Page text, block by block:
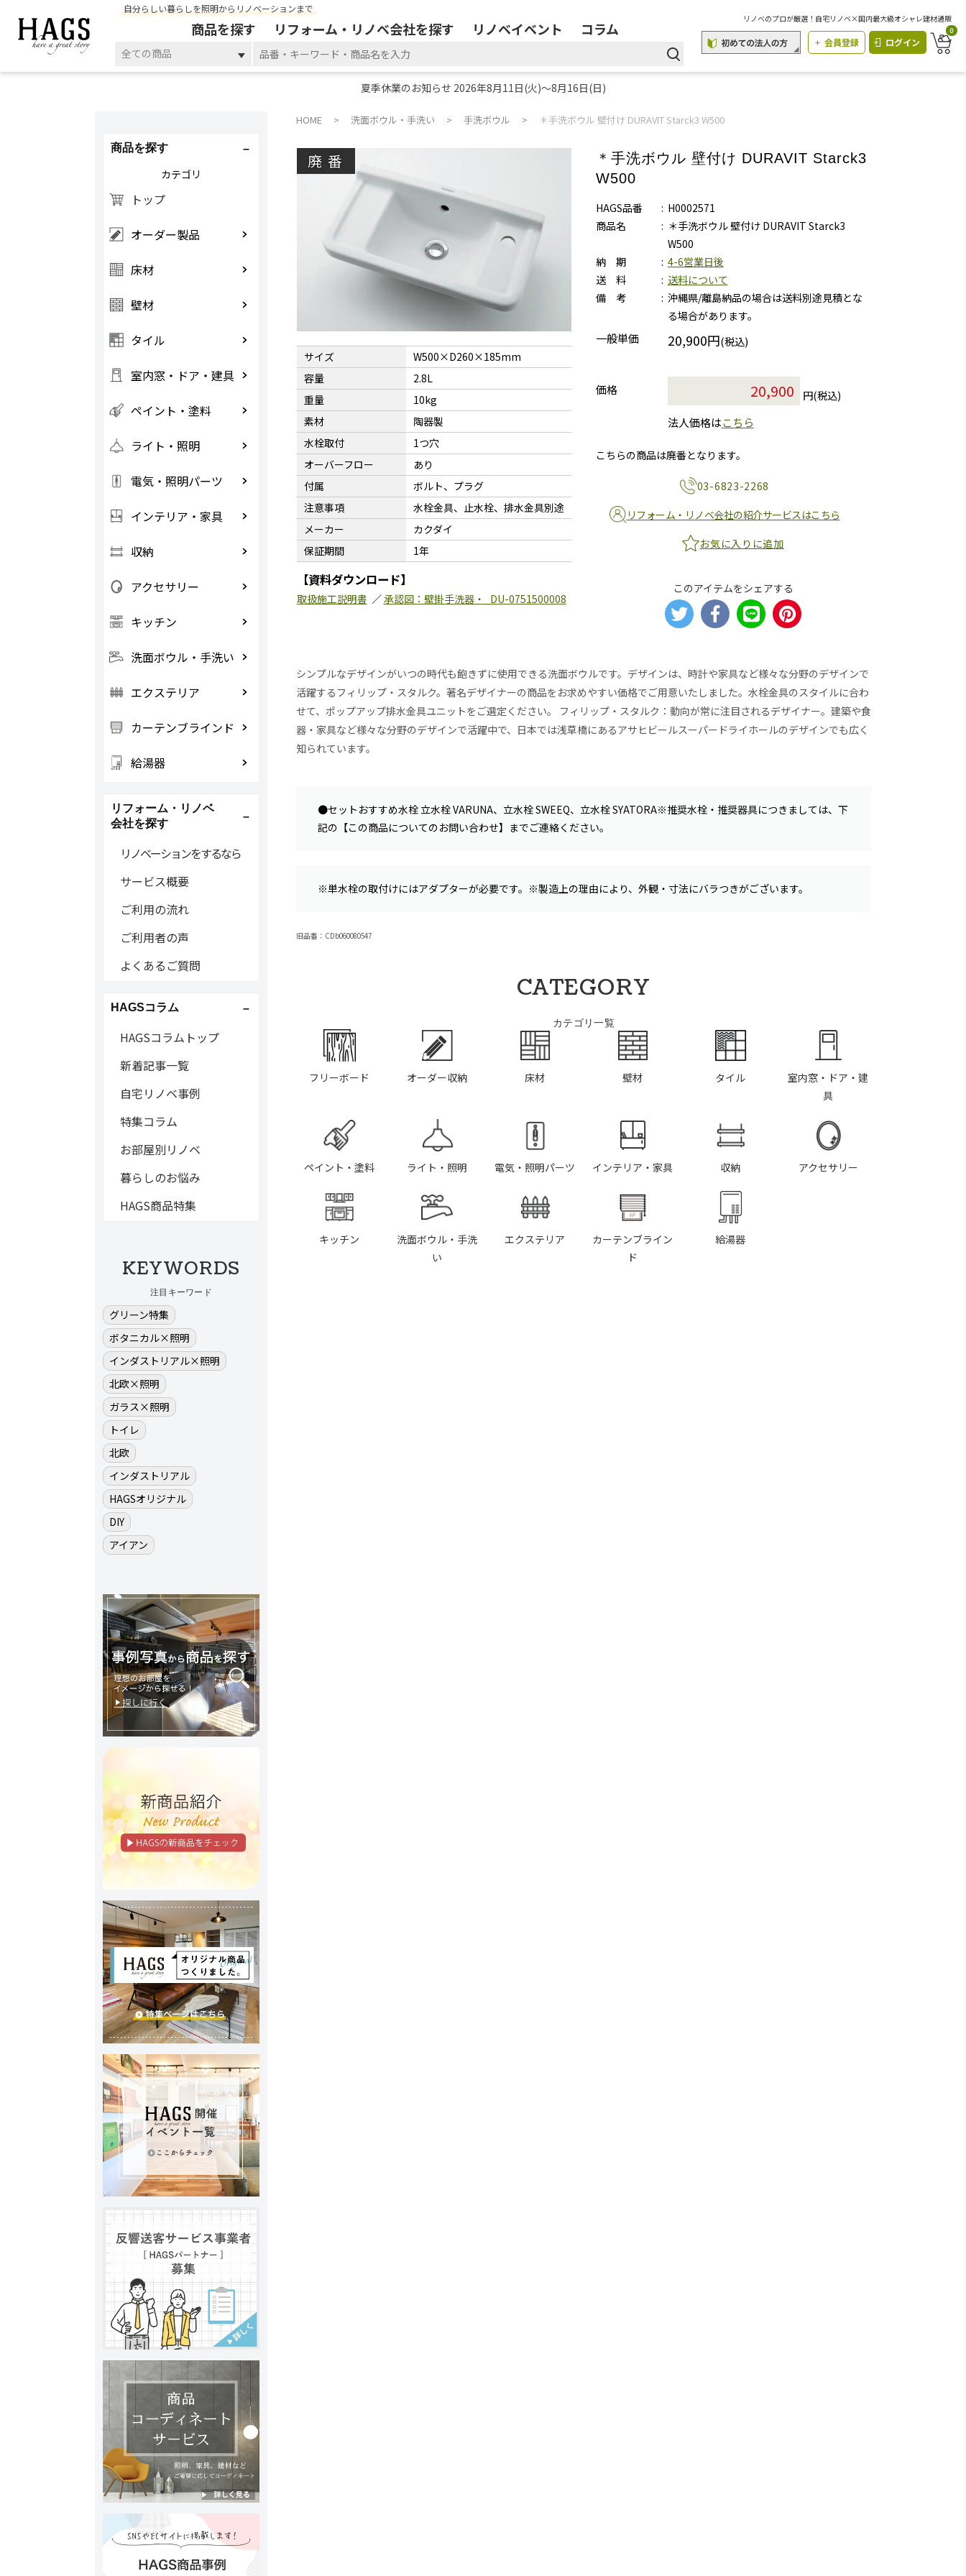
自分らしい暮らしを照明からリノベーションまで
商品を探す リフォーム・リノベ会社を探す リノベイベント コラム
全ての商品
リノベのプロが厳選！自宅リノベ×国内最大級オシャレ建材通販
会員登録 ログイン
0
夏季休業のお知らせ 2026年8月11日(火)～8月16日(日)
HOME 洗面ボウル・手洗い 手洗ボウル ＊手洗ボウル 壁付け DURAVIT Starck3 W500
廃番
サイズ
W500×D260×185mm
容量
2.8L
重量
10kg
素材
陶器製
水栓取付
1つ穴
オーバーフロー
あり
付属
ボルト、プラグ
注意事項
水栓金具、止水栓、排水金具別途
メーカー
カクダイ
保証期間
1年
【資料ダウンロード】
取扱施工説明書 ／承認図：壁掛手洗器・_DU-0751500008
＊手洗ボウル 壁付け DURAVIT Starck3
W500
HAGS品番
H0002571
商品名
＊手洗ボウル 壁付け DURAVIT Starck3
W500
納 期
4-6営業日後
送 料
送料について
備 考
沖縄県/離島納品の場合は送料別途見積とな
る場合があります。
一般単価 20,900円(税込)
価格
円(税込)
法人価格はこちら
こちらの商品は廃番となります。
03-6823-2268
リフォーム・リノベ会社の紹介サービスはこちら
お気に入りに追加
このアイテムをシェアする
シンプルなデザインがいつの時代も飽きずに使用できる洗面ボウルです。デザインは、時計や家具など様々な分野のデザインで
活躍するフィリップ・スタルク。著名デザイナーの商品をお求めやすい価格でご用意いたしました。水栓金具のスタイルに合わ
せて、ポップアップ排水金具ユニットをご選定ください。 フィリップ・スタルク：動向が常に注目されるデザイナー。建築や食
器・家具など様々な分野のデザインで活躍中で、日本では浅草橋にあるアサヒビールスーパードライホールのデザインでも広く
知られています。
●セットおすすめ水栓 立水栓 VARUNA、立水栓 SWEEQ、立水栓 SYATORA※推奨水栓・推奨器具につきましては、下
記の【この商品についてのお問い合わせ】までご連絡ください。
※単水栓の取付けにはアダプターが必要です。※製造上の理由により、外観・寸法にバラつきがございます。
旧品番：CDb060080547
CATEGORY
カテゴリ一覧
フリーボード オーダー収納 床材 壁材 タイル
室内窓・ドア・建
具
ペイント・塗料 ライト・照明 電気・照明パーツ インテリア・家具 収納 アクセサリー
キッチン
洗面ボウル・手洗
い
エクステリア
カーテンブライン
ド
給湯器
商品を探す
カテゴリ
トップ
オーダー製品
床材
壁材
タイル
室内窓・ドア・建具
ペイント・塗料
ライト・照明
電気・照明パーツ
インテリア・家具
収納
アクセサリー
キッチン
洗面ボウル・手洗い
エクステリア
カーテンブラインド
給湯器
リフォーム・リノベ
会社を探す
リノベーションをするなら
サービス概要
ご利用の流れ
ご利用者の声
よくあるご質問
HAGSコラム
HAGSコラムトップ
新着記事一覧
自宅リノベ事例
特集コラム
お部屋別リノベ
暮らしのお悩み
HAGS商品特集
KEYWORDS
注目キーワード
グリーン特集
ボタニカル×照明
インダストリアル×照明
北欧×照明
ガラス×照明
トイレ
北欧
インダストリアル
HAGSオリジナル
DIY
アイアン